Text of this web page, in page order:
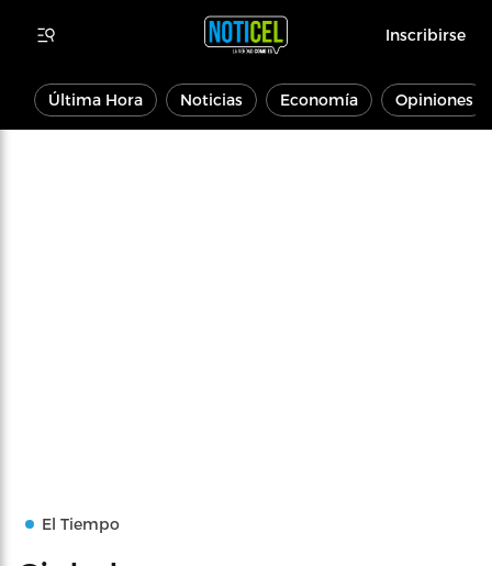
Inscribirse
Última Hora Noticias Economía Opiniones
El Tiempo